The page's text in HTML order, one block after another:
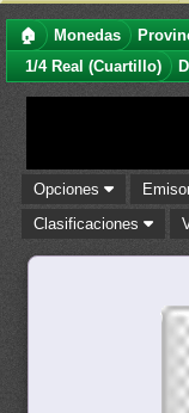
🏠 Monedas
1/4 Real (Cuartillo)
Opciones
Clasificaciones